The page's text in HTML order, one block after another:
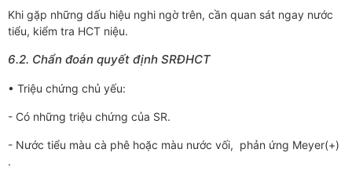
Khi gặp những dấu hiệu nghi ngờ trên, cần quan sát ngay nước
tiểu, kiểm tra HCT niệu.
6.2. Chẩn đoán quyết định SRĐHCT
• Triệu chứng chủ yếu:
- Có những triệu chứng của SR.
- Nước tiểu màu cà phê hoặc màu nước vối, phản ứng Meyer(+)
.